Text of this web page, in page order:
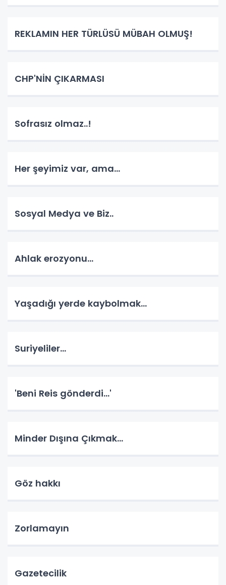
REKLAMIN HER TÜRLÜSÜ MÜBAH OLMUŞ!
CHP'NİN ÇIKARMASI
Sofrasız olmaz..!
Her şeyimiz var, ama...
Sosyal Medya ve Biz..
Ahlak erozyonu…
Yaşadığı yerde kaybolmak…
Suriyeliler…
'Beni Reis gönderdi...'
Minder Dışına Çıkmak...
Göz hakkı
Zorlamayın
Gazetecilik